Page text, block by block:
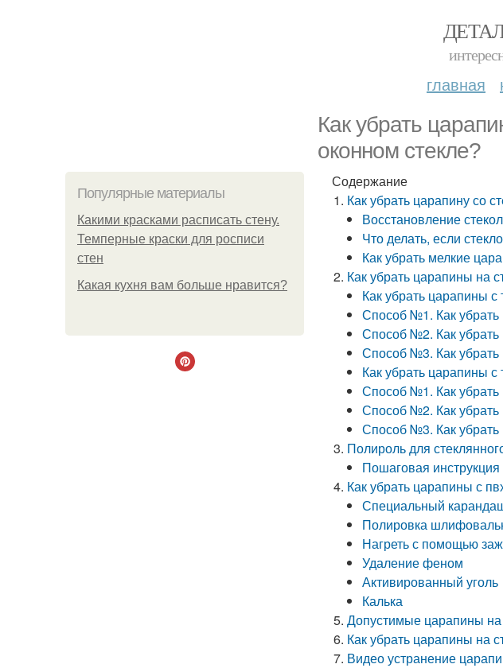
главная
Как убрать
оконном стекле?
Популярные материалы
Какими красками расписать стену.
Темперные краски для росписи
стен
Какая кухня вам больше нравится?
Содержание
Как убрать царапину со
Восстановление
Что делать, если
Как убрать мелкие
Как убрать царапины на
Как убрать царапины
Способ №1. Как
Способ №2. Как
Способ №3. Как
Как убрать царапины
Способ №1. Как
Способ №2. Как
Способ №3. Как
Полироль для
Пошаговая инструкция
Как убрать царапины с
Специальный
Полировка
Нагреть с помощью
Удаление феном
Активированный уголь
Калька
Допустимые царапины на
Как убрать царапины на
Видео устранение